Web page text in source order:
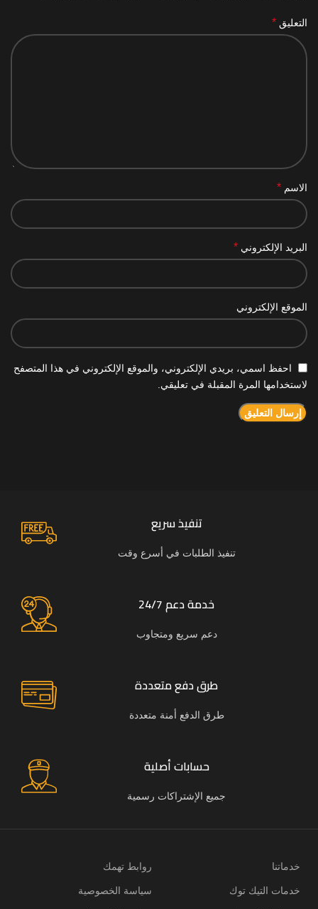
التعليق *
الاسم *
البريد الإلكتروني *
الموقع الإلكتروني
احفظ اسمي، بريدي الإلكتروني، والموقع الإلكتروني في هذا المتصفح
لاستخدامها المرة المقبلة في تعليقي.
تنفيذ سريع
تنفيذ الطلبات في أسرع وقت
خدمة دعم 24/7
دعم سريع ومتجاوب
طرق دفع متعددة
طرق الدفع أمنة متعددة
حسابات أصلية
جميع الإشتراكات رسمية
خدماتنا
خدمات التيك توك
روابط تهمك
سياسة الخصوصية